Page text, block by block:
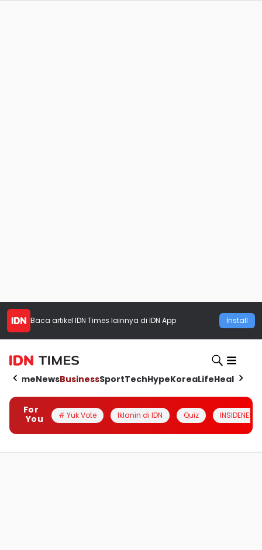
Baca artikel IDN Times lainnya di IDN App Install
HomeNewsBusinessSportTechHypeKoreaLifeHealth
For
You
# Yuk Vote Iklanin di IDN Quiz INSIDENESIA